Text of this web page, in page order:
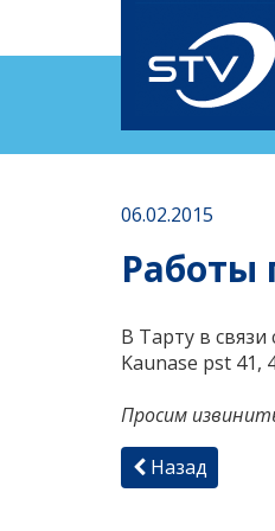
06.02.2015
Работы
В Тарту в
Kaunase pst 41,
Просим
Назад